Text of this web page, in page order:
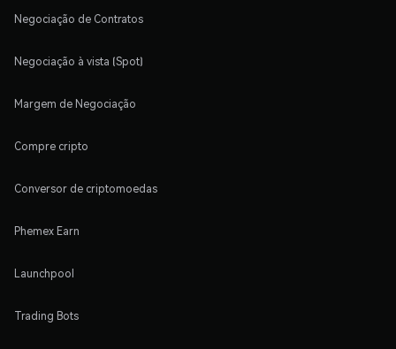
Negociação de Contratos
Negociação à vista (Spot)
Margem de Negociação
Compre cripto
Conversor de criptomoedas
Phemex Earn
Launchpool
Trading Bots